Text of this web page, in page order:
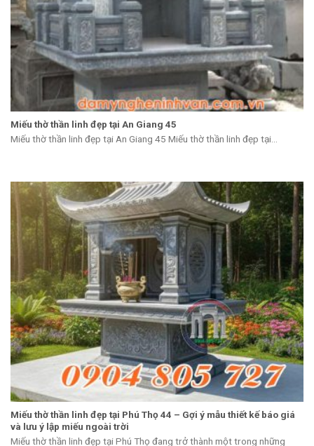
Miếu thờ thần linh đẹp tại An Giang 45
Miếu thờ thần linh đẹp tại An Giang 45 Miếu thờ thần linh đẹp tại...
Miếu thờ thần linh đẹp tại Phú Thọ 44 – Gợi ý mẫu thiết kế báo giá
và lưu ý lập miếu ngoài trời
Miếu thờ thần linh đẹp tại Phú Thọ đang trở thành một trong những